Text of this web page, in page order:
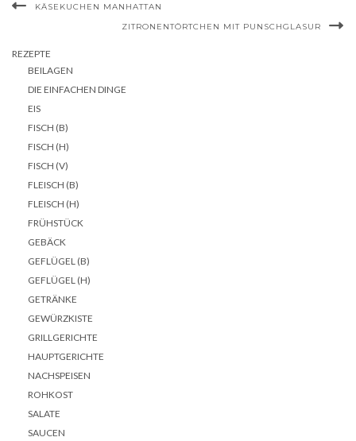
KÄSEKUCHEN MANHATTAN
ZITRONENTÖRTCHEN MIT PUNSCHGLASUR
REZEPTE
BEILAGEN
DIE EINFACHEN DINGE
EIS
FISCH (B)
FISCH (H)
FISCH (V)
FLEISCH (B)
FLEISCH (H)
FRÜHSTÜCK
GEBÄCK
GEFLÜGEL (B)
GEFLÜGEL (H)
GETRÄNKE
GEWÜRZKISTE
GRILLGERICHTE
HAUPTGERICHTE
NACHSPEISEN
ROHKOST
SALATE
SAUCEN